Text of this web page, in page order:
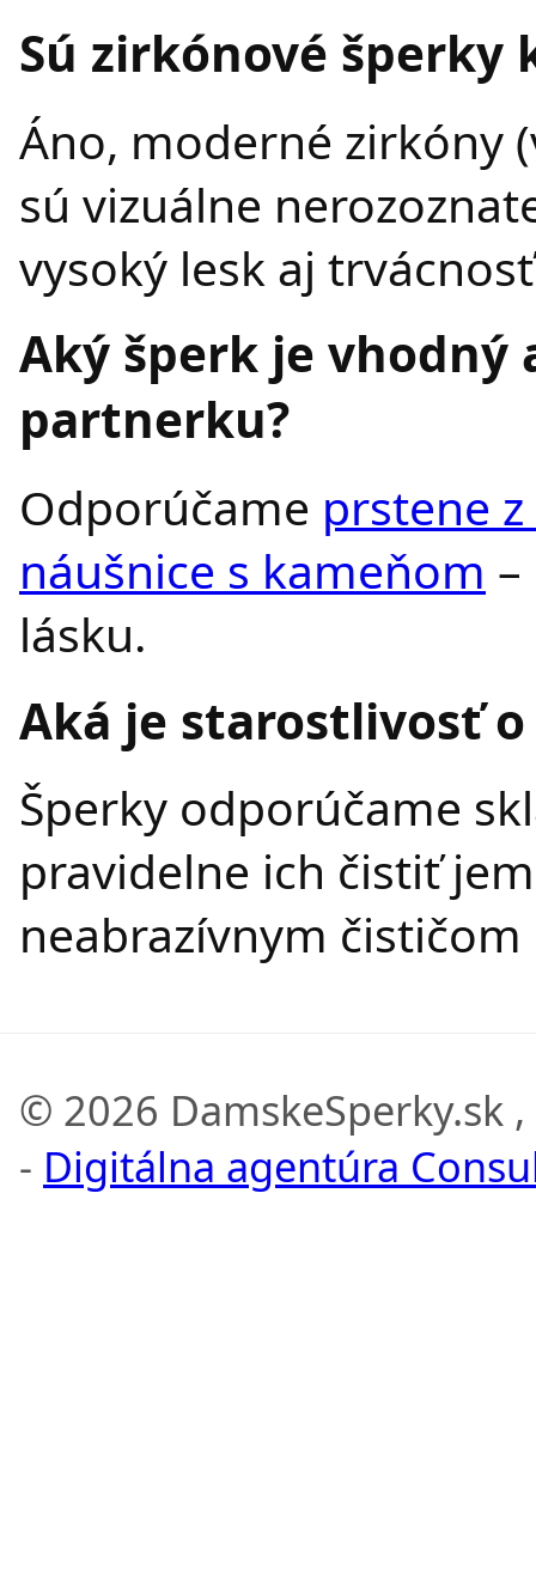
Sú zirkónové šperky
Áno, moderné zirkóny
sú vizuálne
vysoký lesk aj
Aký šperk je vhodný
partnerku?
Odporúčame prstene
náušnice s kameňom
lásku.
Aká je starostlivosť
Šperky odporúčame
pravidelne ich čistiť
neabrazívnym čističom
© 2026 DamskeSperky.sk
- Digitálna agentúra